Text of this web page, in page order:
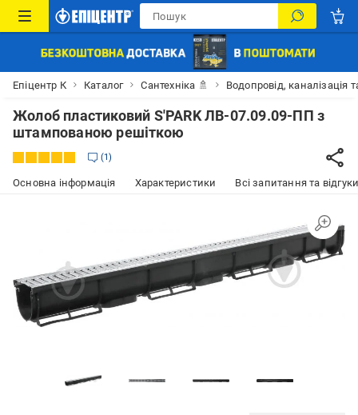
Епіцентр К Каталог Сантехніка 🚿 Водопровід, каналізація
Жолоб пластиковий S'PARK ЛВ-07.09.09-ПП з
штампованою решіткою
1
Основна інформація Характеристики Всі запитання та